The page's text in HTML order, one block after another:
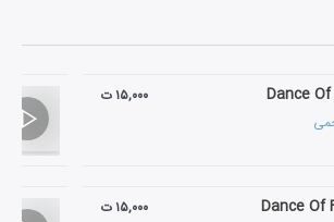
Dance ۱۵,۰۰۰ ت
Dance Of ۱۵,۰۰۰ ت